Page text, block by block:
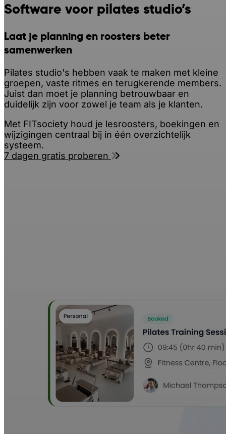
Software voor pilates studio’s
Laat je planning en roosters beter
samenwerken
Pilates studio's hebben vaak te maken met kleine
groepen, vaste ritmes en terugkerende members.
Juist dan moet je planning betrouwbaar en
duidelijk zijn voor zowel je team als je klanten.
Met FITsociety houd je lesroosters, boekingen en
wijzigingen centraal bij in één overzichtelijk
systeem.
7 dagen gratis proberen